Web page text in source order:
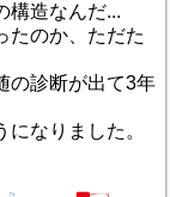
構造なんだ...
たのか、ただた
の診断が出て3年
なりました。